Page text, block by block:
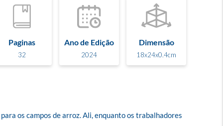
Paginas
32
Ano de Edição
2024
Dimensão
18x24x0.4cm
os campos de arroz. Ali, enquanto os trabalhadores